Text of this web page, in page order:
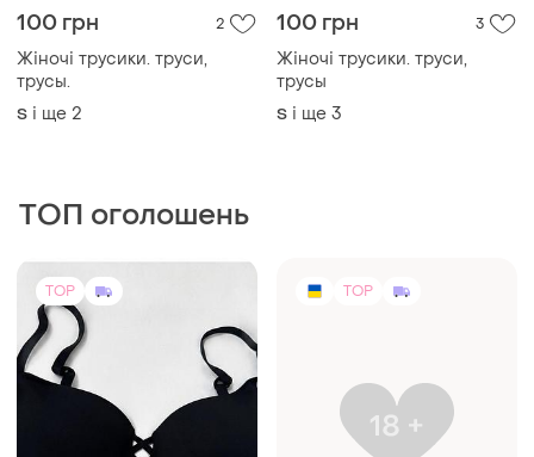
100 грн 2
Жіночі трусики. труси,
трусы.
S і ще 2
100 грн 3
Жіночі трусики. труси,
трусы
S і ще 3
ТОП оголошень
TOP TOP